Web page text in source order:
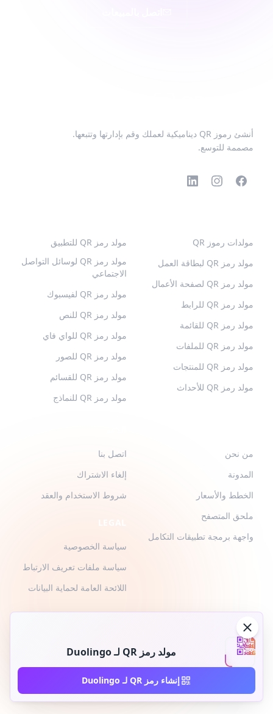
مولد رمز QR لـ Duolingo
إنشاء رمز QR لـ Duolingo
أنشئ رموز QR ديناميكية لعملك وقم بإدارتها وتتبعها.
مصممة للتوسع.
مولدات رموز QR
مولد رمز QR لبطاقة العمل
مولد رمز QR لصفحة الأعمال
مولد رمز QR للرابط
مولد رمز QR للقائمة
مولد رمز QR للملفات
مولد رمز QR للمنتجات
مولد رمز QR للأحداث
مولد رمز QR للتطبيق
مولد رمز QR لوسائل التواصل
الاجتماعي
مولد رمز QR لفيسبوك
مولد رمز QR للنص
مولد رمز QR للواي فاي
مولد رمز QR للصور
مولد رمز QR للقسائم
مولد رمز QR للنماذج
من نحن
المدونة
الخطط والأسعار
ملحق المتصفح
واجهة برمجة تطبيقات التكامل
اتصل بنا
إلغاء الاشتراك
شروط الاستخدام والعقد
سياسة الخصوصية
سياسة ملفات تعريف الارتباط
اللائحة العامة لحماية البيانات